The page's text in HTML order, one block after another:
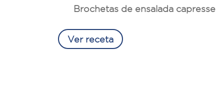
Brochetas de ensalada capresse
Ver receta